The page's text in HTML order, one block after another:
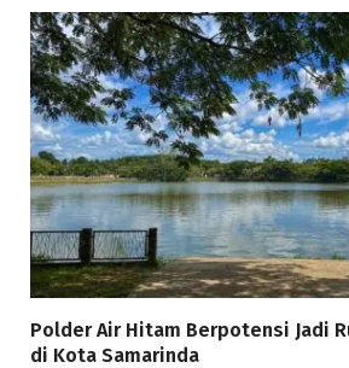
Polder Air Hitam Berpotensi Jadi
di Kota Samarinda